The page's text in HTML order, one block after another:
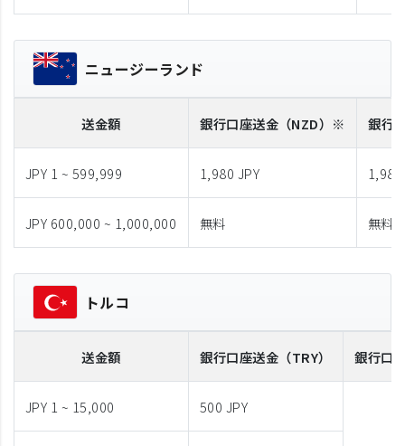
ニュージーランド
送金額 銀行口座送金 （NZD）※ 銀行
JPY 1 ~ 599,999 1,980 JPY 1,980
JPY 600,000 ~ 1,000,000 無料 無料
トルコ
送金額 銀行口座送金 （TRY） 銀行口
JPY 1 ~ 15,000 500 JPY